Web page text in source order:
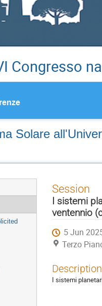
Congresso
Solare
Session
I sistemi
ventennio
5 Jun
Terzo
Description
I sistemi